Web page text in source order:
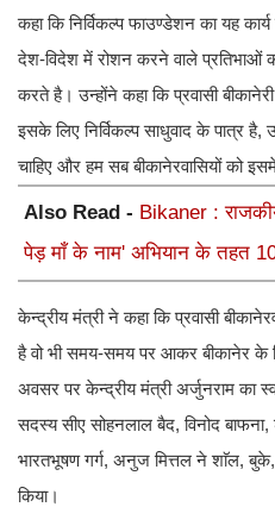
कहा कि निर्विकल्प फाउण्डेशन का यह
देश-विदेश में रोशन करने वाले प्रतिभाओं
करते है। उन्होंने कहा कि प्रवासी
इसके लिए निर्विकल्प साधुवाद के पात्र है,
चाहिए और हम सब बीकानेरवासियों को
Also Read - Bikaner :
पेड़ माँ के नाम' अभियान के तहत
केन्द्रीय मंत्री ने कहा कि प्रवासी
है वो भी समय-समय पर आकर बीकानेर के
अवसर पर केन्द्रीय मंत्री अर्जुनराम का
सदस्य सीए सोहनलाल बैद, विनोद बाफना,
भारतभूषण गर्ग, अनुज मित्तल ने शाॅल, बुके,
किया।